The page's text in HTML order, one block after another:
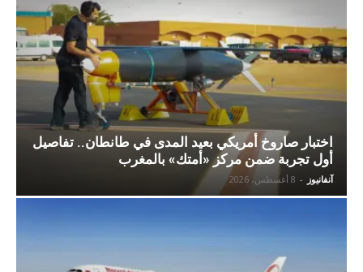
اختبار صاروخ أمريكي بعيد المدى في طانطان.. تفاصيل
أول تجربة ضمن مركز «أمتك» بالمغرب
آنفانيوز - 8 أغسطس، 2026